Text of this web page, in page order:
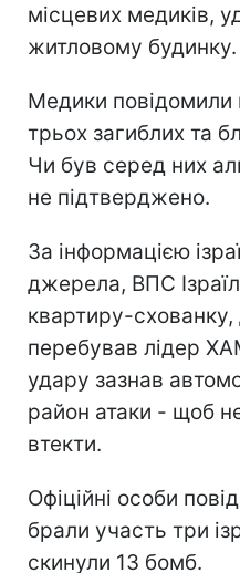
місцевих медиків,
житловому будинку.
Медики
трьох загиблих та
Чи був серед них
не підтверджено.
За інформацією
джерела, ВПС
квартиру-
перебував лідер
удару зазнав
район атаки - щоб
втекти.
Офіційні особи
брали участь три
скинули 13 бомб.